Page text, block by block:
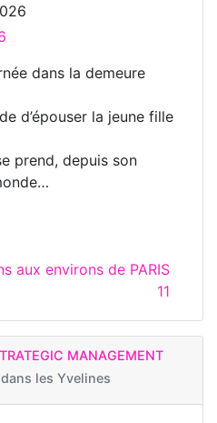
dans la demeure
d’épouser la jeune fille
prend, depuis son
aux environs de PARIS
11
MANAGEMENT
les Yvelines